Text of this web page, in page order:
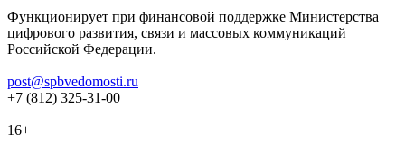
Функционирует при финансовой поддержке Министерства
цифрового развития, связи и массовых коммуникаций
Российской Федерации.
post@spbvedomosti.ru
+7 (812) 325-31-00
16+